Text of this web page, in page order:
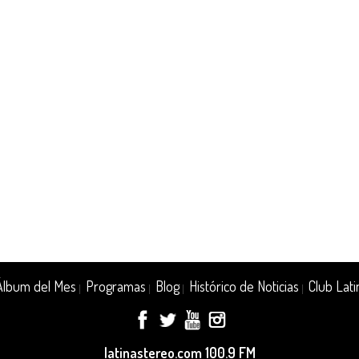
del Mes Programas Blog| Histórico de Noticias Club
latinastereo.com 100.9 FM